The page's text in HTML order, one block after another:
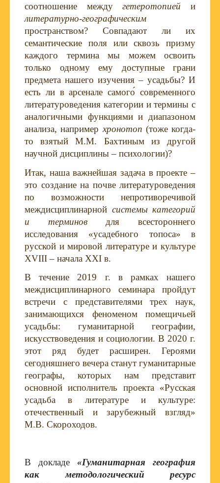
соотношение междугетеротопией и
литературно-географическим
пространством? Совпадают ли их
семантические поля или сквозь призму
каждого термина мы можем освоить
только одному ему доступные грани
предмета нашего изучения – усадьбы? И
есть ли в арсенале самого́ современного
литературоведения категории и термины с
аналогичными функциями и диапазоном
анализа, напримерхронотоп (тоже когда-
то взятый М.М. Бахтиным из другой
научной дисциплины – психологии)?
Итак, наша важнейшая задача в проекте –
это создание на почве литературоведения
по возможности непротиворечивой
междисциплинарной системы категорий
и терминовдля всестороннего
исследования «усадебного топоса» в
русской и мировой литературе и культуре
XVIII– начала XXI в.
В течение 2019 г. в рамках нашего
междисциплинарного семинара пройдут
встречи с представителями трех наук,
занимающихся феноменом помещичьей
усадьбы: гуманитарной географии,
искусствоведения и социологии. В 2020 г.
этот ряд будет расширен. Героями
сегодняшнего вечера станут гуманитарные
географы, которых нам представит
основной исполнитель проекта «Русская
усадьба в литературе и культуре:
отечественный и зарубежный взгляд»
М.В. Скороходов.
В докладе «Гуманитарная география
как методологический ресурс